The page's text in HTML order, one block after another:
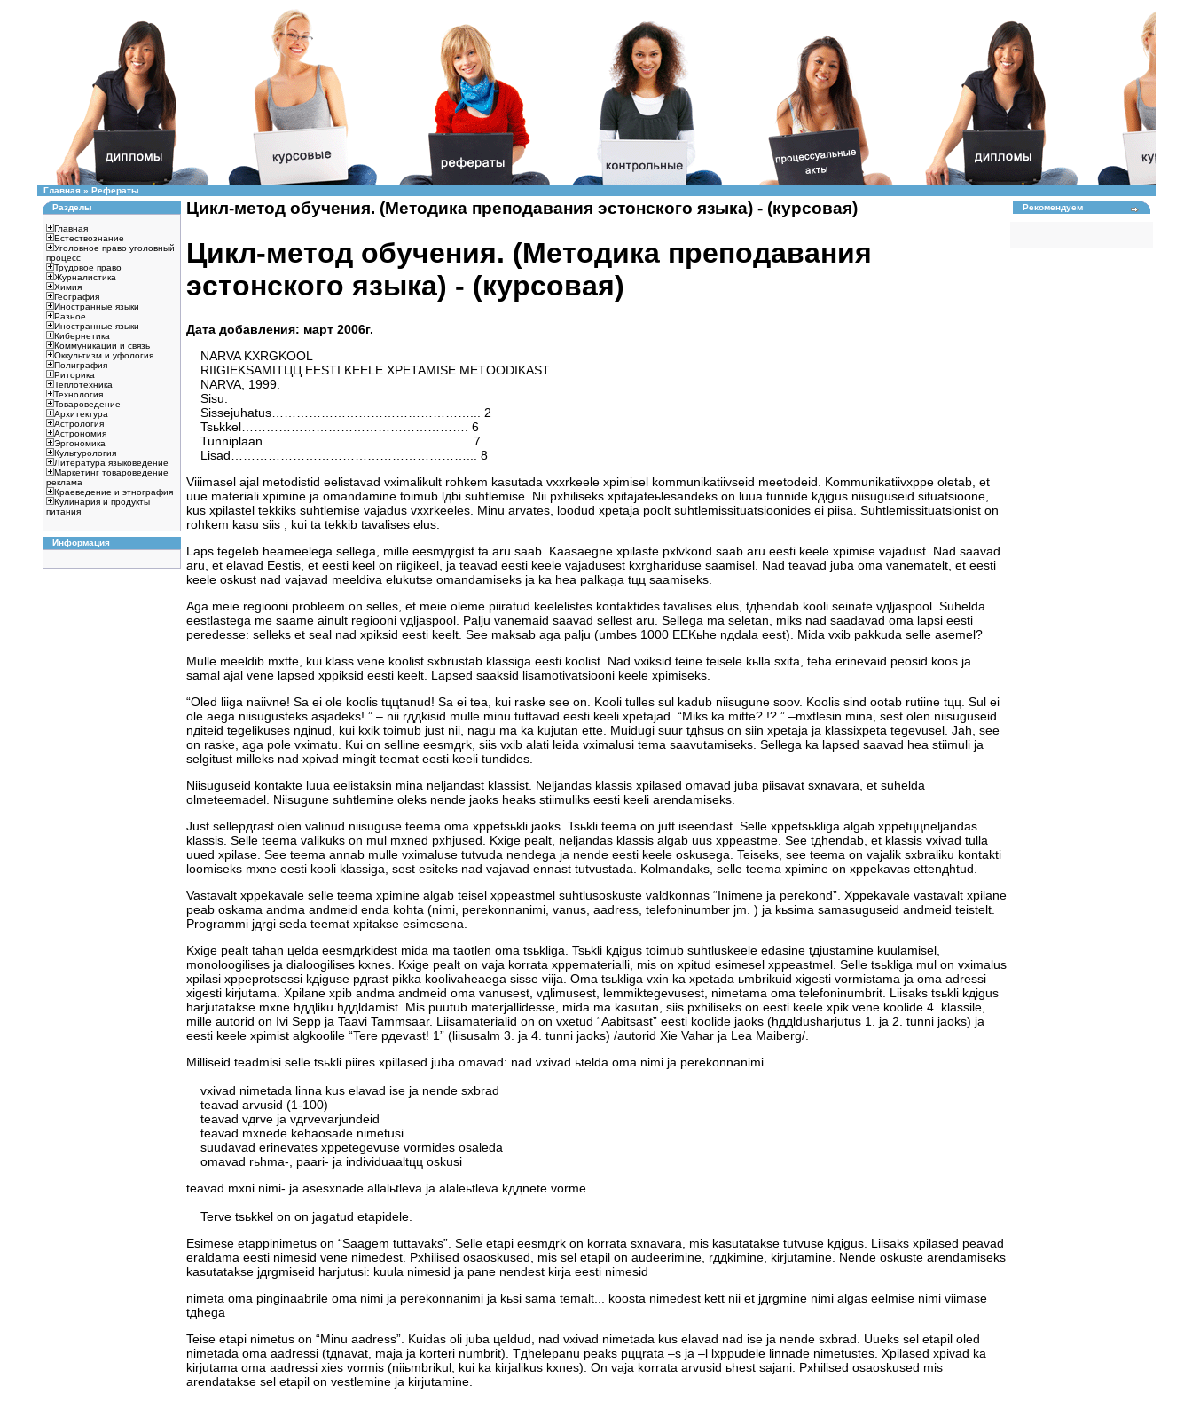
Главная » Рефераты
Разделы
Главная
Естествознание
Уголовное право уголовный
процесс
Трудовое право
Журналистика
Химия
География
Иностранные языки
Разное
Иностранные языки
Кибернетика
Коммуникации и связь
Оккультизм и уфология
Полиграфия
Риторика
Теплотехника
Технология
Товароведение
Архитектура
Астрология
Астрономия
Эргономика
Культурология
Литература языковедение
Маркетинг товароведение
реклама
Краеведение и этнография
Кулинария и продукты
питания
Информация
Цикл-метод обучения. (Методика преподавания эстонского языка) - (курсовая)
Цикл-метод обучения. (Методика преподавания
эстонского языка) - (курсовая)
Дата добавления: март 2006г.
NARVA KХRGKOOL
RIIGIEKSAMITЦЦ EESTI KEELE ХPETAMISE METOODIKAST
NARVA, 1999.
Sisu.
Sissejuhatus…………………………………………... 2
Tsьkkel………………………………………………. 6
Tunniplaan……………………………………………7
Lisad…………………………………………………... 8
Viiimasel ajal metodistid eelistavad vхimalikult rohkem kasutada vххrkeele хpimisel kommunikatiivseid meetodeid. Kommunikatiivхppe oletab, et
uue materiali хpimine ja omandamine toimub lдbi suhtlemise. Nii pхhiliseks хpitajateьlesandeks on luua tunnide kдigus niisuguseid situatsioone,
kus хpilastel tekkiks suhtlemise vajadus vххrkeeles. Minu arvates, loodud хpetaja poolt suhtlemissituatsioonides ei piisa. Suhtlemissituatsionist on
rohkem kasu siis , kui ta tekkib tavalises elus.
Laps tegeleb heameelega sellega, mille eesmдrgist ta aru saab. Kaasaegne хpilaste pхlvkond saab aru eesti keele хpimise vajadust. Nad saavad
aru, et elavad Eestis, et eesti keel on riigikeel, ja teavad eesti keele vajadusest kхrghariduse saamisel. Nad teavad juba oma vanematelt, et eesti
keele oskust nad vajavad meeldiva elukutse omandamiseks ja ka hea palkaga tцц saamiseks.
Aga meie regiooni probleem on selles, et meie oleme piiratud keelelistes kontaktides tavalises elus, tдhendab kooli seinate vдljaspool. Suhelda
eestlastega me saame ainult regiooni vдljaspool. Palju vanemaid saavad sellest aru. Sellega ma seletan, miks nad saadavad oma lapsi eesti
peredesse: selleks et seal nad хpiksid eesti keelt. See maksab aga palju (umbes 1000 EEKьhe nдdala eest). Mida vхib pakkuda selle asemel?
Mulle meeldib mхtte, kui klass vene koolist sхbrustab klassiga eesti koolist. Nad vхiksid teine teisele kьlla sхita, teha erinevaid peosid koos ja
samal ajal vene lapsed хppiksid eesti keelt. Lapsed saaksid lisamotivatsiooni keele хpimiseks.
“Oled liiga naiivne! Sa ei ole koolis tццtanud! Sa ei tea, kui raske see on. Kooli tulles sul kadub niisugune soov. Koolis sind ootab rutiine tцц. Sul ei
ole aega niisugusteks asjadeks! ” – nii rддkisid mulle minu tuttavad eesti keeli хpetajad. “Miks ka mitte? !? ” –mхtlesin mina, sest olen niisuguseid
nдiteid tegelikuses nдinud, kui kхik toimub just nii, nagu ma ka kujutan ette. Muidugi suur tдhsus on siin хpetaja ja klassiхpeta tegevusel. Jah, see
on raske, aga pole vхimatu. Kui on selline eesmдrk, siis vхib alati leida vхimalusi tema saavutamiseks. Sellega ka lapsed saavad hea stiimuli ja
selgitust milleks nad хpivad mingit teemat eesti keeli tundides.
Niisuguseid kontakte luua eelistaksin mina neljandast klassist. Neljandas klassis хpilased omavad juba piisavat sхnavara, et suhelda
olmeteemadel. Niisugune suhtlemine oleks nende jaoks heaks stiimuliks eesti keeli arendamiseks.
Just sellepдrast olen valinud niisuguse teema oma хppetsьkli jaoks. Tsьkli teema on jutt iseendast. Selle хppetsьkliga algab хppetццneljandas
klassis. Selle teema valikuks on mul mхned pхhjused. Kхige pealt, neljandas klassis algab uus хppeastme. See tдhendab, et klassis vхivad tulla
uued хpilase. See teema annab mulle vхimaluse tutvuda nendega ja nende eesti keele oskusega. Teiseks, see teema on vajalik sхbraliku kontakti
loomiseks mхne eesti kooli klassiga, sest esiteks nad vajavad ennast tutvustada. Kolmandaks, selle teema хpimine on хppekavas ettenдhtud.
Vastavalt хppekavale selle teema хpimine algab teisel хppeastmel suhtlusoskuste valdkonnas “Inimene ja perekond”. Хppekavale vastavalt хpilane
peab oskama andma andmeid enda kohta (nimi, perekonnanimi, vanus, aadress, telefoninumber jm. ) ja kьsima samasuguseid andmeid teistelt.
Programmi jдrgi seda teemat хpitakse esimesena.
Kхige pealt tahan цelda eesmдrkidest mida ma taotlen oma tsьkliga. Tsьkli kдigus toimub suhtluskeele edasine tдiustamine kuulamisel,
monoloogilises ja dialoogilises kхnes. Kхige pealt on vaja korrata хppematerialli, mis on хpitud esimesel хppeastmel. Selle tsьkliga mul on vхimalus
хpilasi хppeprotsessi kдiguse pдrast pikka koolivaheaega sisse viija. Oma tsьkliga vхin ka хpetada ьmbrikuid хigesti vormistama ja oma adressi
хigesti kirjutama. Хpilane хpib andma andmeid oma vanusest, vдlimusest, lemmiktegevusest, nimetama oma telefoninumbrit. Liisaks tsьkli kдigus
harjutatakse mхne hддliku hддldamist. Mis puutub materjallidesse, mida ma kasutan, siis pхhiliseks on eesti keele хpik vene koolide 4. klassile,
mille autorid on Ivi Sepp ja Taavi Tammsaar. Liisamaterialid on on vхetud “Aabitsast” eesti koolide jaoks (hддldusharjutus 1. ja 2. tunni jaoks) ja
eesti keele хpimist algkoolile “Tere pдevast! 1” (liisusalm 3. ja 4. tunni jaoks) /autorid Хie Vahar ja Lea Maiberg/.
Milliseid teadmisi selle tsьkli piires хpillased juba omavad: nad vхivad ьtelda oma nimi ja perekonnanimi
vхivad nimetada linna kus elavad ise ja nende sхbrad
teavad arvusid (1-100)
teavad vдrve ja vдrvevarjundeid
teavad mхnede kehaosade nimetusi
suudavad erinevates хppetegevuse vormides osaleda
omavad rьhma-, paari- ja individuaaltцц oskusi
teavad mхni nimi- ja asesхnade allalьtleva ja alaleьtleva kддnete vorme
Terve tsьkkel on on jagatud etapidele.
Esimese etappinimetus on “Saagem tuttavaks”. Selle etapi eesmдrk on korrata sхnavara, mis kasutatakse tutvuse kдigus. Liisaks хpilased peavad
eraldama eesti nimesid vene nimedest. Pхhilised osaoskused, mis sel etapil on audeerimine, rддkimine, kirjutamine. Nende oskuste arendamiseks
kasutatakse jдrgmiseid harjutusi: kuula nimesid ja pane nendest kirja eesti nimesid
nimeta oma pinginaabrile oma nimi ja perekonnanimi ja kьsi sama temalt... koosta nimedest kett nii et jдrgmine nimi algas eelmise nimi viimase
tдhega
Teise etapi nimetus on “Minu aadress”. Kuidas oli juba цeldud, nad vхivad nimetada kus elavad nad ise ja nende sхbrad. Uueks sel etapil oled
nimetada oma aadressi (tдnavat, maja ja korteri numbrit). Tдhelepanu peaks pццrata –s ja –l lхppudele linnade nimetustes. Хpilased хpivad ka
kirjutama oma aadressi хies vormis (niiьmbrikul, kui ka kirjalikus kхnes). On vaja korrata arvusid ьhest sajani. Pхhilised osaoskused mis
arendatakse sel etapil on vestlemine ja kirjutamine.
Рекомендуем